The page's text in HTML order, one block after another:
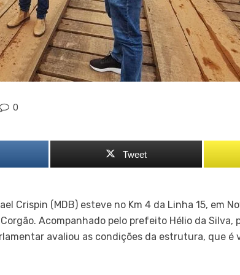
0
Tweet
Crispin (MDB) esteve no Km 4 da Linha 15, em
Acompanhado pelo prefeito Hélio da Silva,
avaliou as condições da estrutura, que é